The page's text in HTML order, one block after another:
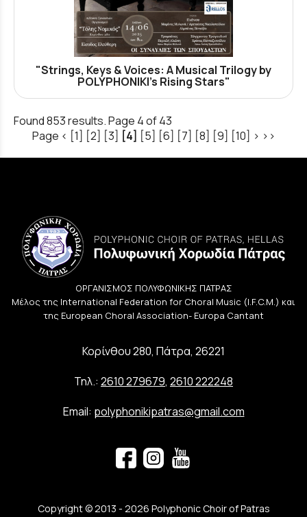
"Strings, Keys & Voices: A Musical Trilogy by
POLYPHONIKI’s Rising Stars"
Found 853 results. Page 4 of 43
Page < [1] [2] [3] [4] [5] [6] [7] [8] [9] [10] > >>
ΟΡΓΑΝΙΣΜΟΣ ΠΟΛΥΦΩΝΙΚΗΣ ΠΑΤΡΑΣ
Μέλος της International Federation for Choral Music (I.F.C.M.) και
της European Choral Association- Europa Cantant
Κορίνθου 280, Πάτρα, 26221
Τηλ.: 2610 279679, 2610 222248
Email: polyphonikipatras@gmail.com
Copyright © 2013 - 2026 Polyphonic Choir of Patras